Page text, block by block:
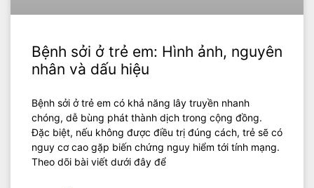
Bệnh sởi ở trẻ em: Hình ảnh, nguyên
nhân và dấu hiệu
Bệnh sởi ở trẻ em có khả năng lây truyền nhanh
chóng, dễ bùng phát thành dịch trong cộng đồng.
Đặc biệt, nếu không được điều trị đúng cách, trẻ sẽ có
nguy cơ cao gặp biến chứng nguy hiểm tới tính mạng.
Theo dõi bài viết dưới đây để